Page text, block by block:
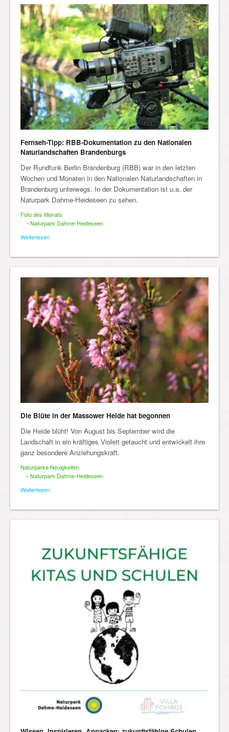
Fernseh-Tipp: RBB-Dokumentation zu den Nationalen
Naturlandschaften Brandenburgs
Der Rundfunk Berlin Brandenburg (RBB) war in den letzten
Wochen und Monaten in den Nationalen Naturlandschaften in
Brandenburg unterwegs. In der Dokumentation ist u.a. der
Naturpark Dahme-Heideseen zu sehen.
Foto des Monats
• Naturpark Dahme-Heideseen
Weiterlesen
Die Blüte in der Massower Heide hat begonnen
Die Heide blüht! Von August bis September wird die
Landschaft in ein kräftiges Violett getaucht und entwickelt ihre
ganz besondere Anziehungskraft.
Naturparke Neuigkeiten
• Naturpark Dahme-Heideseen
Weiterlesen